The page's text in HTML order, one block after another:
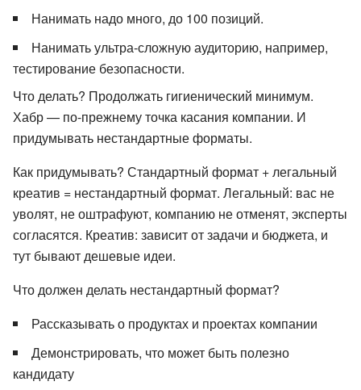
Нанимать надо много, до 100 позиций.
Нанимать ультра-сложную аудиторию, например,
тестирование безопасности.
Что делать? Продолжать гигиенический минимум.
Хабр — по-прежнему точка касания компании. И
придумывать нестандартные форматы.
Как придумывать? Стандартный формат + легальный
креатив = нестандартный формат. Легальный: вас не
уволят, не оштрафуют, компанию не отменят, эксперты
согласятся. Креатив: зависит от задачи и бюджета, и
тут бывают дешевые идеи.
Что должен делать нестандартный формат?
Рассказывать о продуктах и проектах компании
Демонстрировать, что может быть полезно
кандидату